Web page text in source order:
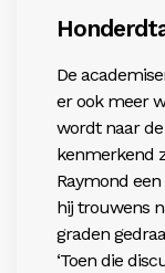
De
er ook meer
wordt naar de
kenmerkend
Raymond
hij trouwens
graden
‘Toen die